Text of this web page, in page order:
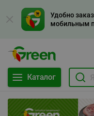
Удобно
мобильным
Каталог